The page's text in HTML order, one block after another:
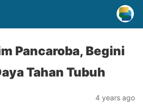
Pancaroba, Begini
Tahan Tubuh
4 years ago